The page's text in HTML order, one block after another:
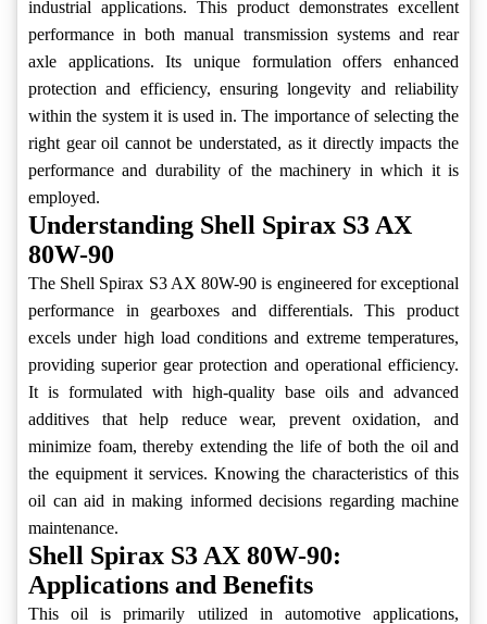
industrial applications. This product demonstrates excellent
performance in both manual transmission systems and rear
axle applications. Its unique formulation offers enhanced
protection and efficiency, ensuring longevity and reliability
within the system it is used in. The importance of selecting the
right gear oil cannot be understated, as it directly impacts the
performance and durability of the machinery in which it is
employed.
Understanding Shell Spirax S3 AX
80W-90
The Shell Spirax S3 AX 80W-90 is engineered for exceptional
performance in gearboxes and differentials. This product
excels under high load conditions and extreme temperatures,
providing superior gear protection and operational efficiency.
It is formulated with high-quality base oils and advanced
additives that help reduce wear, prevent oxidation, and
minimize foam, thereby extending the life of both the oil and
the equipment it services. Knowing the characteristics of this
oil can aid in making informed decisions regarding machine
maintenance.
Shell Spirax S3 AX 80W-90:
Applications and Benefits
This oil is primarily utilized in automotive applications,